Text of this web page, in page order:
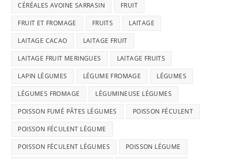
CÉRÉALES AVOINE SARRASIN FRUIT
FRUIT ET FROMAGE FRUITS LAITAGE
LAITAGE CACAO LAITAGE FRUIT
LAITAGE FRUIT MERINGUES LAITAGE FRUITS
LAPIN LÉGUMES LÉGUME FROMAGE LÉGUMES
LÉGUMES FROMAGE LÉGUMINEUSE LÉGUMES
POISSON FUMÉ PÂTES LÉGUMES POISSON FÉCULENT
POISSON FÉCULENT LÉGUME
POISSON FÉCULENT LÉGUMES POISSON LÉGUME